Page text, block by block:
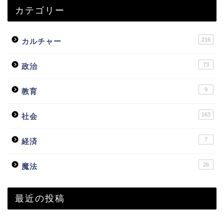
カテゴリー
カルチャー 216
政治 73
教育 9
社会 163
経済 7
魔法 26
最近の投稿